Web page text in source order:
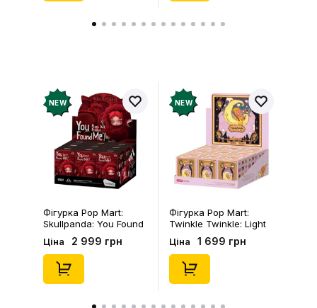
NEW
Фігурка Pop Mart:
Skullpanda: You Found
Me!: Plush Doll Pendant
Series (Blind Box: 1 з
10) (Secret Edition),
(29347)
Ціна 2 999 грн
NEW
Фігурка Pop Mart:
Twinkle Twinkle: Light
Up: Scene Sets Series
(Blind Box: 1 з 10)
(Secret Edition),
(21372)
Ціна 1 699 грн